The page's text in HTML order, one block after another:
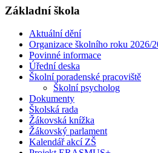
Základní škola
Aktuální dění
Organizace školního roku 2026/
Povinné informace
Úřední deska
Školní poradenské pracoviště
Školní psycholog
Dokumenty
Školská rada
Žákovská knížka
Žákovský parlament
Kalendář akcí ZŠ